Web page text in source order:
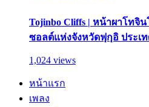
Tojinbo Cliffs | หน้าผาโทจิ
ซอลต์แห่งจังหวัดฟุกุอิ ประเ
1,024 views
หน้าแรก
เพลง